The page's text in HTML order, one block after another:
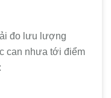
đo lưu lượng
can nhưa tới điểm